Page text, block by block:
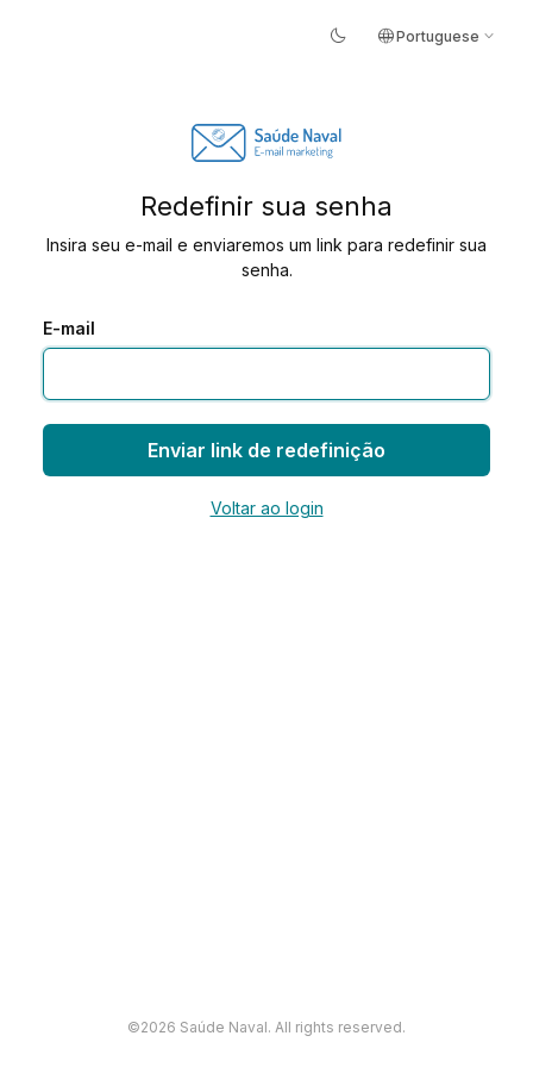
dark_mode languagePortuguese expand_more
Redefinir sua senha
Insira seu e-mail e enviaremos um link para redefinir sua
senha.
E-mail
Enviar link de redefinição
Voltar ao login
©2026 Saúde Naval. All rights reserved.